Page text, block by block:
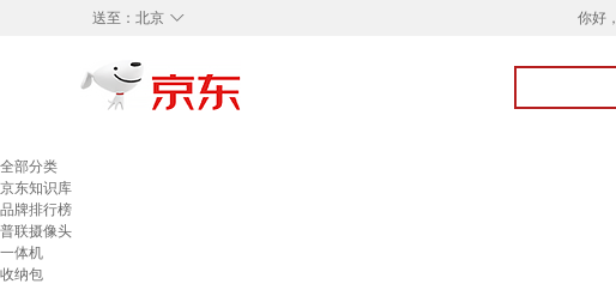
◇
送至： 北京 你好，
全部分类
京东知识库
品牌排行榜
普联摄像头
一体机
收纳包